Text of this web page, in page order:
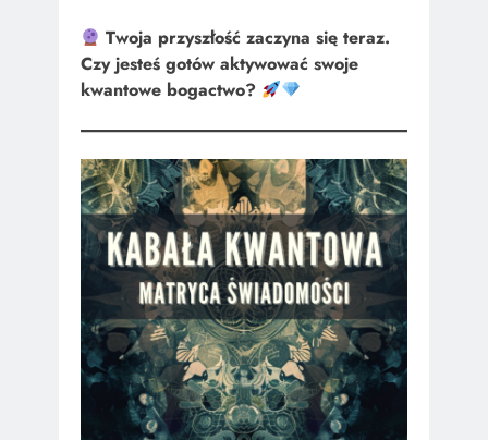
Twoja przyszłość zaczyna się teraz.
Czy jesteś gotów aktywować swoje
kwantowe bogactwo?